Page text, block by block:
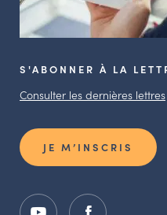
S'ABONNER À LA
Consulter les dernières lettres
JE M’INSCRIS